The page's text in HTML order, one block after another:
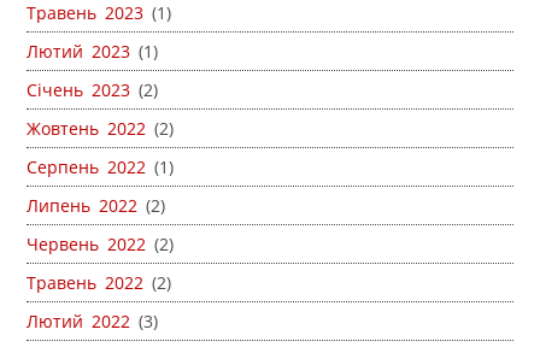
Травень 2023 (1)
Лютий 2023 (1)
Січень 2023 (2)
Жовтень 2022 (2)
Серпень 2022 (1)
Липень 2022 (2)
Червень 2022 (2)
Травень 2022 (2)
Лютий 2022 (3)